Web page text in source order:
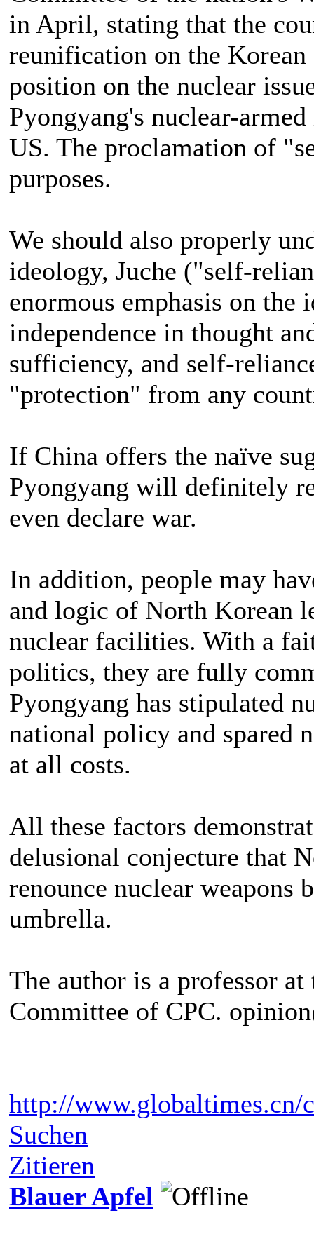
in April, stating that the
reunification on the Korean
position on the nuclear
Pyongyang's nuclear-
US. The proclamation of
purposes.
We should also properly
ideology, Juche ("self-
enormous emphasis on the
independence in thought
sufficiency, and self-
"protection" from any
If China offers the naïve
Pyongyang will definitely
even declare war.
In addition, people may
and logic of North Korean
nuclear facilities. With a
politics, they are fully
Pyongyang has stipulated
national policy and spared
at all costs.
All these factors
delusional conjecture that
renounce nuclear
umbrella.
The author is a professor
Committee of CPC.
http://
Suchen
Zitieren
Blauer Apfel